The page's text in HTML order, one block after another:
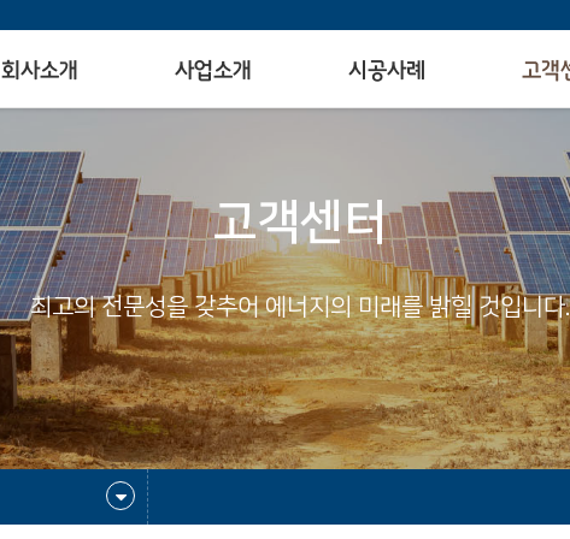
회사소개 사업소개 시공사례 고객
고객센터
최고의 전문성을 갖추어 에너지의 미래를 밝힐 것입니다.